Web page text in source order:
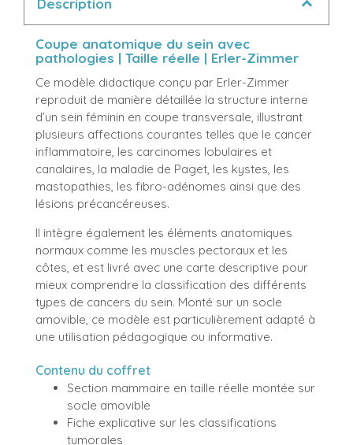
Description
Coupe anatomique du sein avec
pathologies | Taille réelle | Erler-Zimmer
Ce modèle didactique conçu par Erler-Zimmer
reproduit de manière détaillée la structure interne
d’un sein féminin en coupe transversale, illustrant
plusieurs affections courantes telles que le cancer
inflammatoire, les carcinomes lobulaires et
canalaires, la maladie de Paget, les kystes, les
mastopathies, les fibro-adénomes ainsi que des
lésions précancéreuses.
Il intègre également les éléments anatomiques
normaux comme les muscles pectoraux et les
côtes, et est livré avec une carte descriptive pour
mieux comprendre la classification des différents
types de cancers du sein. Monté sur un socle
amovible, ce modèle est particulièrement adapté à
une utilisation pédagogique ou informative.
Contenu du coffret
Section mammaire en taille réelle montée sur
socle amovible
Fiche explicative sur les classifications
tumorales